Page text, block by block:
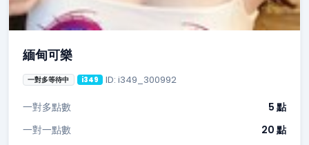
緬甸可樂
一對多等待中 i349 ID: i349_300992
一對多點數
5 點
一對一點數
20 點